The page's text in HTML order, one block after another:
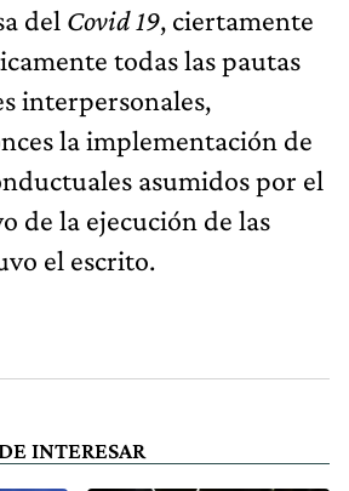
del Covid 19, ciertamente
todas las pautas
interpersonales,
la implementación de
asumidos por el
de la ejecución de las
el escrito.
INTERESAR